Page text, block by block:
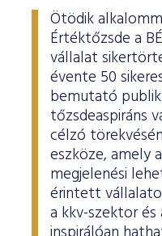
Ötödik
Értéktőzsde a
vállalat
évente 50
bemutató
tőzsdeaspiráns
célzó
eszköze, amely
megjelenési
érintett
a kkv-szektor és